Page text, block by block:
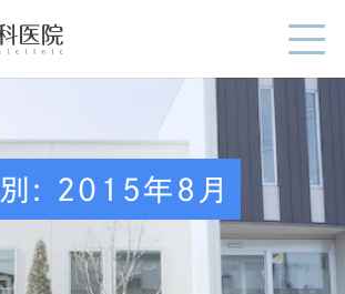
別: 2015年8月